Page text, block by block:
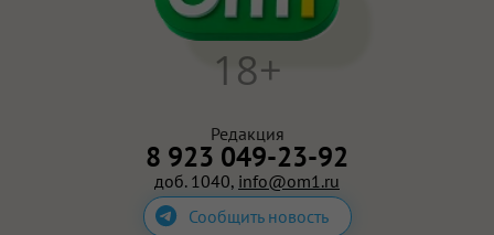
Редакция
8 923 049-23-92
доб. 1040, info@om1.ru
Сообщить новость
18+